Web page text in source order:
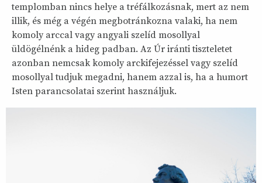
templomban nincs helye a tréfálkozásnak, mert az nem
illik, és még a végén megbotránkozna valaki, ha nem
komoly arccal vagy angyali szelíd mosollyal
üldögélnénk a hideg padban. Az Úr iránti tiszteletet
azonban nemcsak komoly arckifejezéssel vagy szelíd
mosollyal tudjuk megadni, hanem azzal is, ha a humort
Isten parancsolatai szerint használjuk.